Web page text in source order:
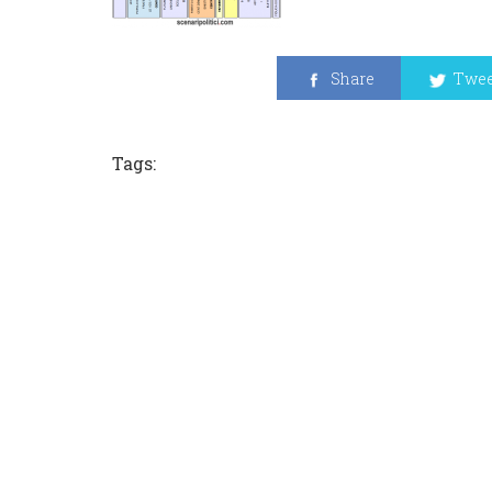
Share
Tags: